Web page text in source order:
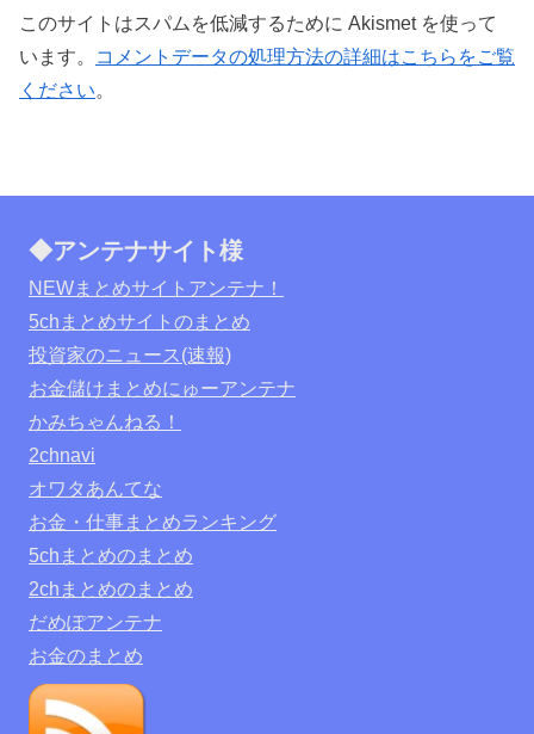
このサイトはスパムを低減するために Akismet を使って
います。
コメントデータの処理方法の詳細はこちらをご覧
ください。
◆アンテナサイト様
NEWまとめサイトアンテナ！
5chまとめサイトのまとめ
投資家のニュース(速報)
お金儲けまとめにゅーアンテナ
かみちゃんねる！
2chnavi
オワタあんてな
お金・仕事まとめランキング
5chまとめのまとめ
2chまとめのまとめ
だめぽアンテナ
お金のまとめ